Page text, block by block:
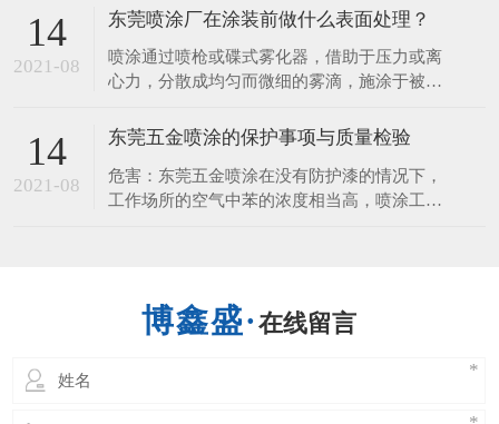
护到产品，使产品不易生锈、耐 磨、使用时
间长等，接下来由五金喷涂厂来给您讲讲五金
表面喷涂的性能和作用。 1、保护的作用 涂层
可以保护好金属、五金、钢材、
14
2021-08
东莞喷涂厂在涂装前做什么表面处理？
喷涂通过喷枪或碟式雾化器，借助于压力或离
心力，分散成均匀而微细的雾滴，施涂于被涂
气喷涂、静电喷涂以及上述基本喷涂形式的各
喷涂、自动喷涂、多组喷涂等。 东莞喷涂厂
说表面处理是在基体材料表面上人工形成
14
2021-08
东莞五金喷涂的保护事项与质量检验
危害：东莞五金喷涂在没有防护漆的情况下，
工作场所的空气中苯的浓度相当高，喷涂工人
喷涂，能溶解脂肪的皮肤，造成皮肤干燥，发
在线留言